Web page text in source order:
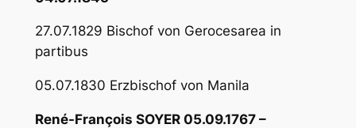
27.07.1829 Bischof von Gerocesarea in
partibus
05.07.1830 Erzbischof von Manila
René-François SOYER 05.09.1767 –